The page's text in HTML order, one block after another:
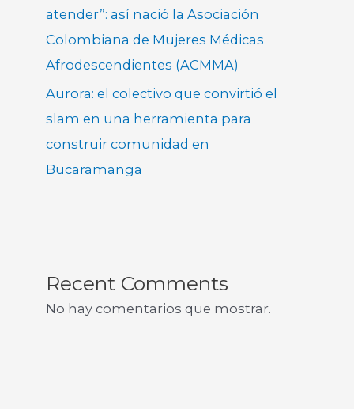
atender”: así nació la Asociación
Colombiana de Mujeres Médicas
Afrodescendientes (ACMMA)
Aurora: el colectivo que convirtió el
slam en una herramienta para
construir comunidad en
Bucaramanga
Recent Comments
No hay comentarios que mostrar.